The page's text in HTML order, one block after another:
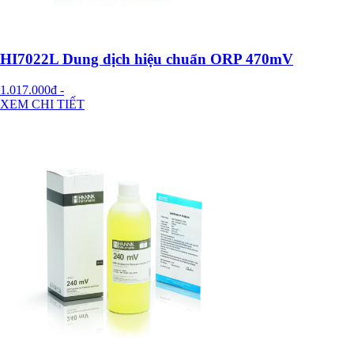
HI7022L Dung dịch hiệu chuẩn ORP 470mV
1.017.000đ -
XEM CHI TIẾT